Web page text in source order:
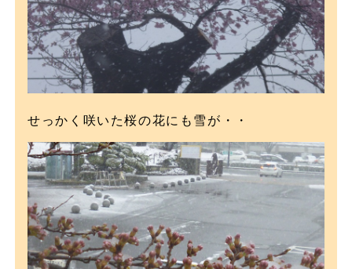
せっかく咲いた桜の花にも雪が・・